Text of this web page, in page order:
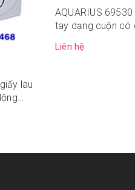
lau
AQUARIUS
tay dạng cuộn có
Liên hệ